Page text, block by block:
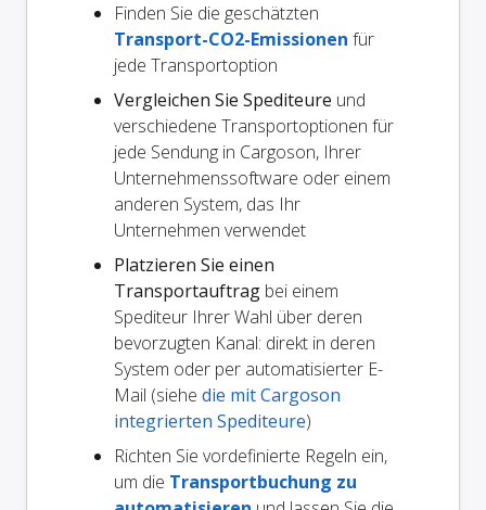
Finden Sie die geschätzten
Transport-CO2-Emissionen für
jede Transportoption
Vergleichen Sie Spediteure und
verschiedene Transportoptionen für
jede Sendung in Cargoson, Ihrer
Unternehmenssoftware oder einem
anderen System, das Ihr
Unternehmen verwendet
Platzieren Sie einen
Transportauftrag bei einem
Spediteur Ihrer Wahl über deren
bevorzugten Kanal: direkt in deren
System oder per automatisierter E-
Mail (siehe die mit Cargoson
integrierten Spediteure)
Richten Sie vordefinierte Regeln ein,
um die Transportbuchung zu